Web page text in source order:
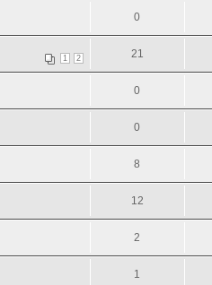
0
1 2 21
0
0
8
12
2
1